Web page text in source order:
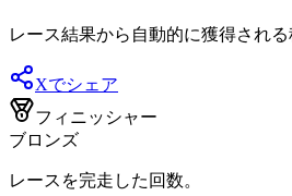
レース結果から自動的に獲得される
Xでシェア
フィニッシャー
ブロンズ
レースを完走した回数。